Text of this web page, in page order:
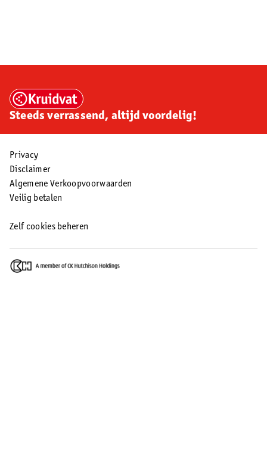
Steeds verrassend, altijd voordelig!
Privacy
Disclaimer
Algemene Verkoopvoorwaarden
Veilig betalen
Zelf cookies beheren